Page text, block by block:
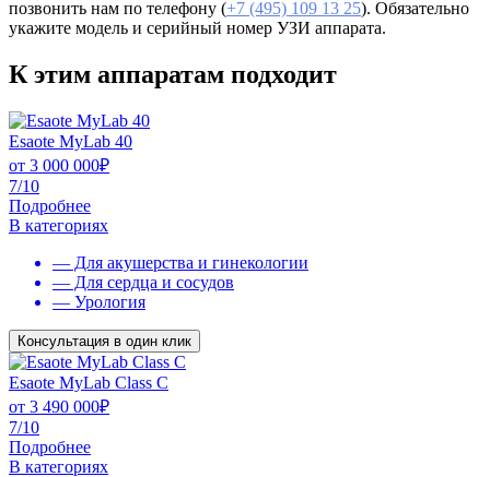
позвонить нам по телефону (+7 (495) 109 13 25). Обязательно
укажите модель и серийный номер УЗИ аппарата.
К этим аппаратам подходит
Esaote MyLab 40
от 3 000 000₽
7/10
Подробнее
В категориях
— Для акушерства и гинекологии
— Для сердца и сосудов
— Урология
Консультация в один клик
Esaote MyLab Class C
от 3 490 000₽
7/10
Подробнее
В категориях